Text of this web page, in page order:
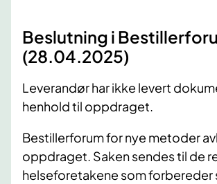
Beslutning i
(28.04.2025)
Leverandør har ikke levert
henhold til oppdraget.
Bestillerforum for nye metoder
oppdraget. Saken sendes til de
helseforetakene som forbereder